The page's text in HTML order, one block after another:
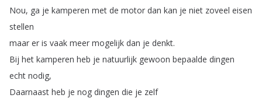
Nou, ga je kamperen met de motor dan kan je niet zoveel eisen
stellen
maar er is vaak meer mogelijk dan je denkt.
Bij het kamperen heb je natuurlijk gewoon bepaalde dingen
echt nodig,
Daarnaast heb je nog dingen die je zelf